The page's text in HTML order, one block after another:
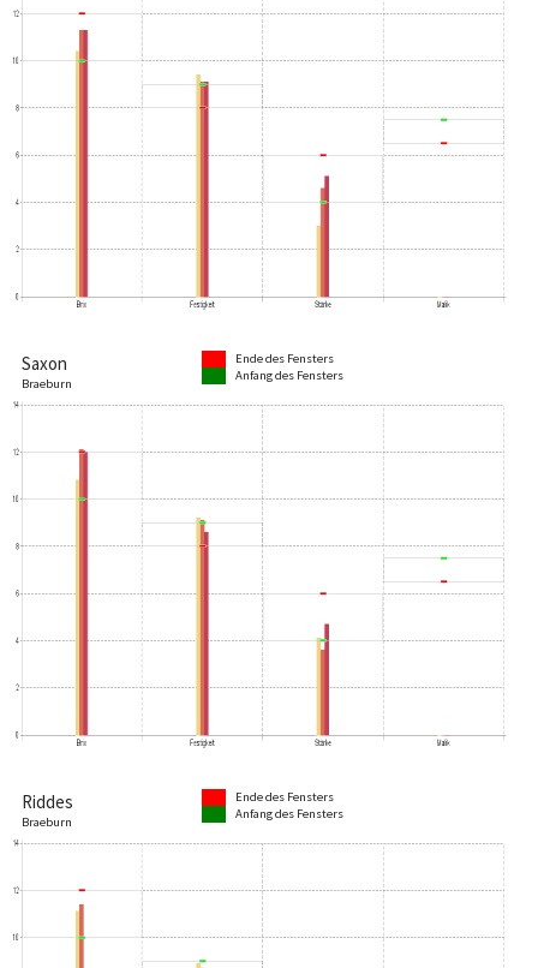
Saxon
Braeburn
Ende des Fensters
Anfang des Fensters
Riddes
Braeburn
Ende des Fensters
Anfang des Fensters